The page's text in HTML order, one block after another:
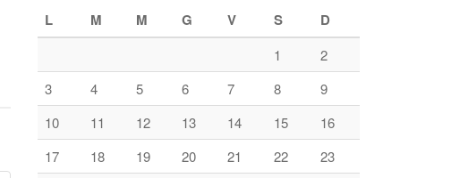
L M M G V S D
1
2
3
4 5 6 7 8
9
10
11 12 13 14 15
16
17
18 19 20 21 22
23